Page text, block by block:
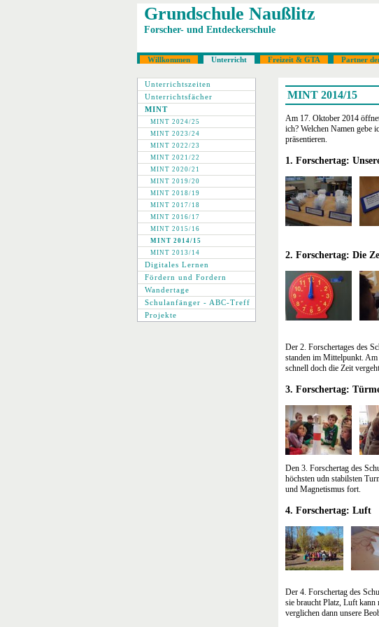
Grundschule Naußlitz
Forscher- und Entdeckerschule
Willkommen Unterricht Freizeit & GTA Partner
MINT 2014/15
Am 17. Oktober 2014
ich? Welchen Namen gebe
präsentieren.
1. Forschertag:
2. Forschertag: Die
Der 2. Forschertages des
standen im Mittelpunkt. Am
schnell doch die Zeit
3. Forschertag:
Den 3. Forschertag des
höchsten udn stabilsten
und Magnetismus fort.
4. Forschertag: Luft
Der 4. Forschertag des
sie braucht Platz, Luft
verglichen dann unsere
Unterrichtszeiten
Unterrichtsfächer
MINT
MINT 2024/25
MINT 2023/24
MINT 2022/23
MINT 2021/22
MINT 2020/21
MINT 2019/20
MINT 2018/19
MINT 2017/18
MINT 2016/17
MINT 2015/16
MINT 2014/15
MINT 2013/14
Digitales Lernen
Fördern und Fordern
Wandertage
Schulanfänger - ABC-Treff
Projekte